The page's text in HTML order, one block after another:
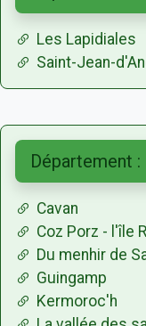
Les Lapidiales
Saint-Jean-
Département :
Cavan
Coz Porz - l'île
Du menhir de
Guingamp
Kermoroc'h